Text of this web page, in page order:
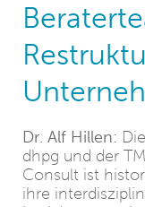
Dr. Alf Hillen:
dhpg und der
Consult ist
ihre